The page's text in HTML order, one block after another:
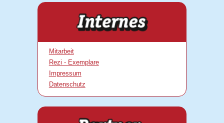
Mitarbeit
Rezi - Exemplare
Impressum
Datenschutz